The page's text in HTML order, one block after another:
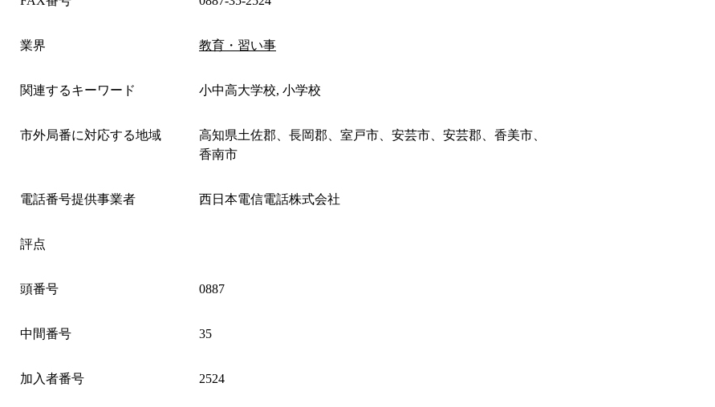
業界 教育・習い事
関連するキーワード 小中高大学校, 小学校
市外局番に対応する地域
高知県土佐郡、長岡郡、室戸市、安芸市、安芸郡、香美市、
香南市
電話番号提供事業者 西日本電信電話株式会社
評点
頭番号 0887
中間番号 35
加入者番号 2524